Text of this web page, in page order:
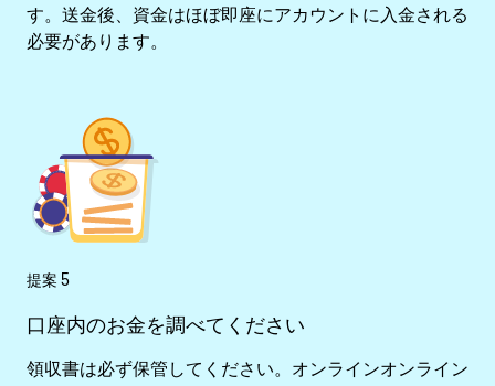
す。送金後、資金はほぼ即座にアカウントに入金される
必要があります。
提案 5
口座内のお金を調べてください
領収書は必ず保管してください。オンラインオンライン